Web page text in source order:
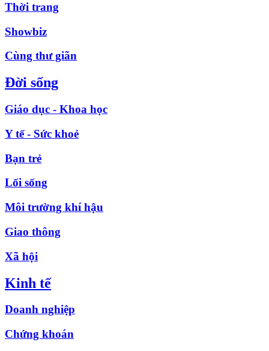
Thời trang
Showbiz
Cùng thư giãn
Đời sống
Giáo dục - Khoa học
Y tế - Sức khoẻ
Bạn trẻ
Lối sống
Môi trường khí hậu
Giao thông
Xã hội
Kinh tế
Doanh nghiệp
Chứng khoán